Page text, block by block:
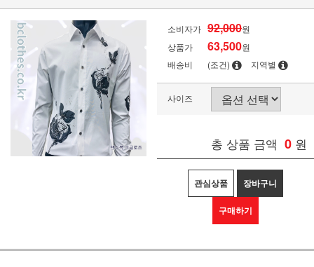
소비자가 92,000원
상품가
63,500원
배송비
(조건) 지역별
사이즈
총 상품 금액 0 원
관심상품 장바구니
구매하기